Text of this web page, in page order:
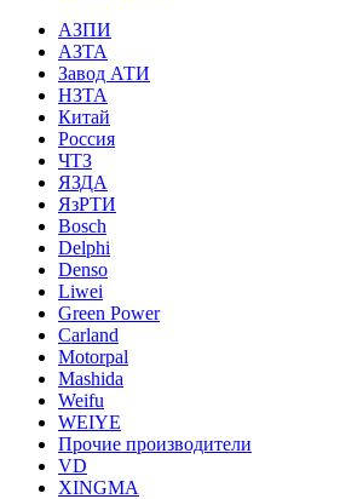
АЗПИ
АЗТА
Завод АТИ
НЗТА
Китай
Россия
ЧТЗ
ЯЗДА
ЯзРТИ
Bosch
Delphi
Denso
Liwei
Green Power
Carland
Motorpal
Mashida
Weifu
WEIYE
Прочие производители
VD
XINGMA